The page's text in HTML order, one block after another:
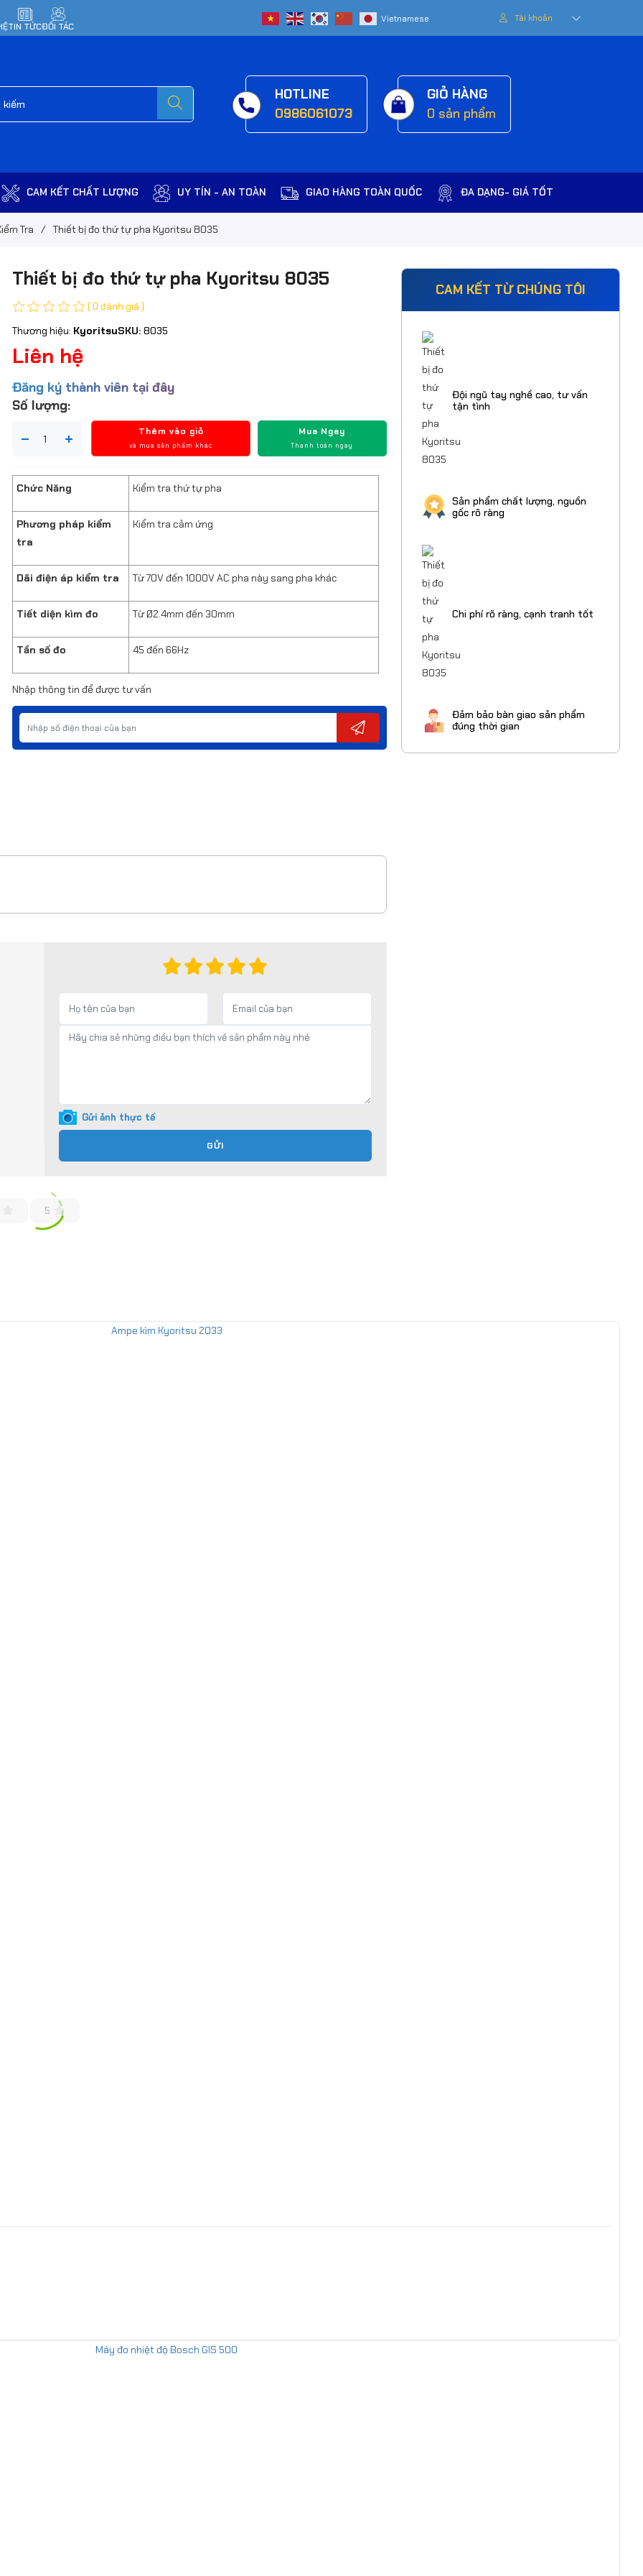
TIN TỨCĐỐI TÁC
Tài khoản
HOTLINE
0986061073
GIỎ HÀNG
0 sản phẩm
CAM KẾT CHẤT LƯỢNG UY TÍN - AN TOÀN GIAO HÀNG TOÀN QUỐC ĐA DẠNG- GIÁ TỐT
Tra / Thiết bị đo thứ tự pha Kyoritsu 8035
Thiết bị đo thứ tự pha Kyoritsu 8035
( 0 đánh giá )
Thương hiệu: KyoritsuSKU:8035
Liên hệ
Đăng ký thành viên tại đây
Số lượng:
Thêm vào giỏ
và mua sản phẩm khác
Mua Ngay
Thanh toán ngay
Chức Năng Kiểm tra thứ tự pha
Phương pháp kiểm
tra
Kiểm tra cảm ứng
Dãi điện áp kiểm tra Từ 70V đến 1000V AC pha này sang pha khác
Tiết diện kìm đo Từ Ø2.4mm đến 30mm
Tần số đo 45 đến 66Hz
Nhập thông tin để được tư vấn
CAM KẾT TỪ CHÚNG TÔI
Đội ngũ tay nghề cao, tư vấn
tận tình
Sản phẩm chất lượng, nguồn
gốc rõ ràng
Chi phí rõ ràng, cạnh tranh tốt
Đảm bảo bàn giao sản phẩm
đúng thời gian
Gửi ảnh thực tế
GỬI
5